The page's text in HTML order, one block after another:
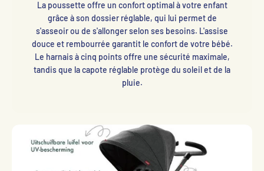
La poussette offre un confort optimal à votre enfant
grâce à son dossier réglable, qui lui permet de
s'asseoir ou de s'allonger selon ses besoins. L'assise
douce et rembourrée garantit le confort de votre bébé.
Le harnais à cinq points offre une sécurité maximale,
tandis que la capote réglable protège du soleil et de la
pluie.